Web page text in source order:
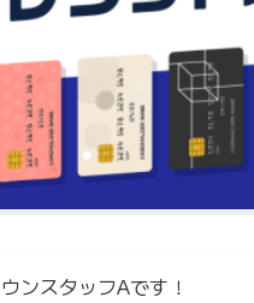
ンスタッフAです！